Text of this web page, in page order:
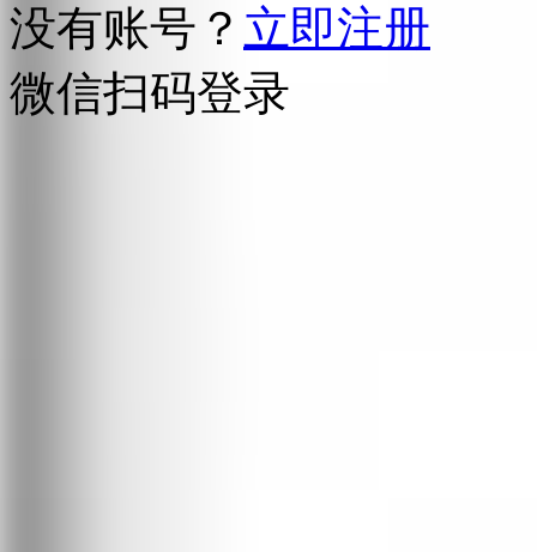
没有账号？ 立即注册
微信扫码登录